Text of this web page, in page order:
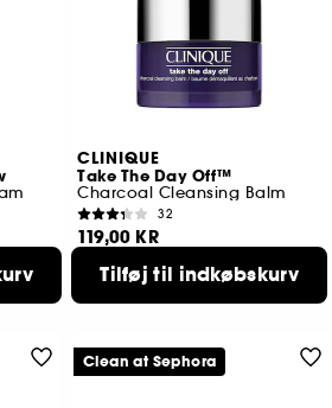
CLINIQUE
Take The Day Off™
Charcoal Cleansing Balm
32
119,00 KR
Tilføj til indkøbskurv
Clean at Sephora